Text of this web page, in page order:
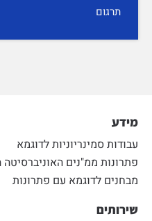
תרגום
מידע
עבודות סמינריוניות לדוגמא
פתרונות ממ"נים
מבחנים לדוגמא עם פתרונות
שירותים